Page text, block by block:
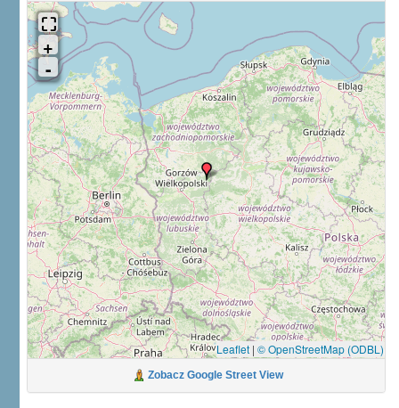
Leaflet | © OpenStreetMap (ODBL)
Zobacz Google Street View